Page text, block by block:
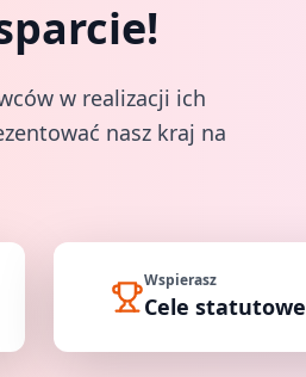
w realizacji ich
nasz kraj na
Wspierasz
Cele statutowe